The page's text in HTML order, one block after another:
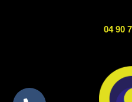
04 90